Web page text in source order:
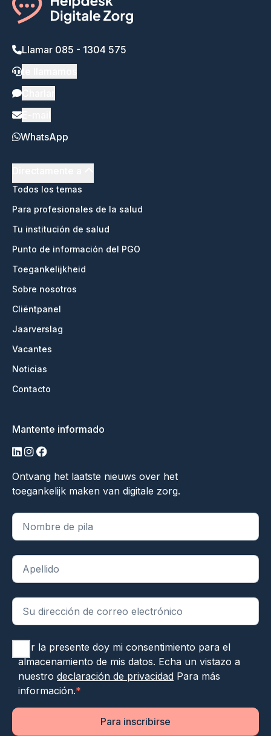
Llamar 085 - 1304 575
WhatsApp
Todos los temas
Para profesionales de la salud
Tu institución de salud
Punto de información del PGO
Toegankelijkheid
Sobre nosotros
Cliëntpanel
Jaarverslag
Vacantes
Noticias
Contacto
Mantente informado
linkedin
instagram
facebook
Ontvang het laatste nieuws over het
toegankelijk maken van digitale zorg.
"*" indica campos obligatorios
Por la presente doy mi consentimiento para el
almacenamiento de mis datos. Echa un vistazo a
nuestrodeclaración de privacidad Para más
información.*
Para inscribirse